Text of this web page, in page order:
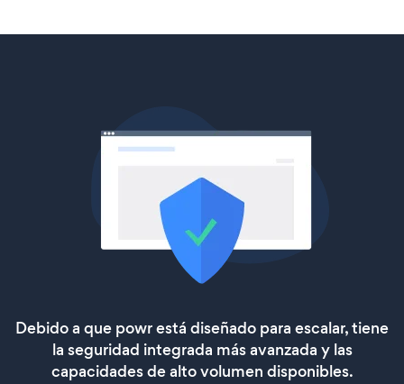
Debido a que powr está diseñado para escalar, tiene
la seguridad integrada más avanzada y las
capacidades de alto volumen disponibles.